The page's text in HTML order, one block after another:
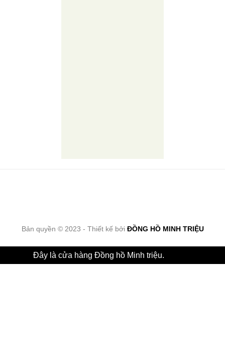
Bản quyền © 2023 - Thiết kế bởi ĐỒNG HỒ MINH TRIỆU
Đây là cửa hàng Đồng hồ Minh triệu.